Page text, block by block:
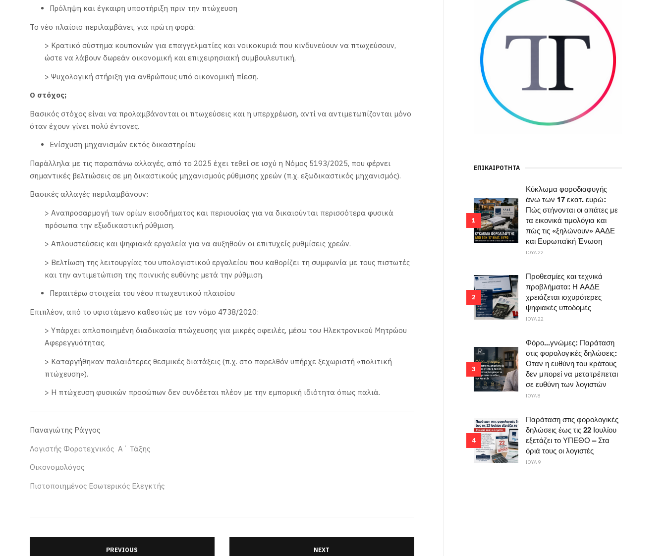
Πρόληψη και έγκαιρη υποστήριξη πριν την πτώχευση
Το νέο πλαίσιο περιλαμβάνει, για πρώτη φορά:
> Κρατικό σύστημα κουπονιών για επαγγελματίες και νοικοκυριά που κινδυνεύουν να πτωχεύσουν,
ώστε να λάβουν δωρεάν οικονομική και επιχειρησιακή συμβουλευτική,
> Ψυχολογική στήριξη για ανθρώπους υπό οικονομική πίεση.
Ο στόχος;
Βασικός στόχος είναι να προλαμβάνονται οι πτωχεύσεις και η υπερχρέωση, αντί να αντιμετωπίζονται μόνο
όταν έχουν γίνει πολύ έντονες.
Ενίσχυση μηχανισμών εκτός δικαστηρίου
Παράλληλα με τις παραπάνω αλλαγές, από το 2025 έχει τεθεί σε ισχύ η Νόμος 5193/2025, που φέρνει
σημαντικές βελτιώσεις σε μη δικαστικούς μηχανισμούς ρύθμισης χρεών (π.χ. εξωδικαστικός μηχανισμός).
Βασικές αλλαγές περιλαμβάνουν:
> Αναπροσαρμογή των ορίων εισοδήματος και περιουσίας για να δικαιούνται περισσότερα φυσικά
πρόσωπα την εξωδικαστική ρύθμιση.
> Απλουστεύσεις και ψηφιακά εργαλεία για να αυξηθούν οι επιτυχείς ρυθμίσεις χρεών.
> Βελτίωση της λειτουργίας του υπολογιστικού εργαλείου που καθορίζει τη συμφωνία με τους πιστωτές
και την αντιμετώπιση της ποινικής ευθύνης μετά την ρύθμιση.
Περαιτέρω στοιχεία του νέου πτωχευτικού πλαισίου
Επιπλέον, από το υφιστάμενο καθεστώς με τον νόμο 4738/2020:
> Υπάρχει απλοποιημένη διαδικασία πτώχευσης για μικρές οφειλές, μέσω του Ηλεκτρονικού Μητρώου
Αφερεγγυότητας.
> Καταργήθηκαν παλαιότερες θεσμικές διατάξεις (π.χ. στο παρελθόν υπήρχε ξεχωριστή «πολιτική
πτώχευση»).
> Η πτώχευση φυσικών προσώπων δεν συνδέεται πλέον με την εμπορική ιδιότητα όπως παλιά.
Παναγιώτης Ράγγος
Λογιστής Φοροτεχνικός Α΄ Τάξης
Οικονομολόγος
Πιστοποιημένος Εσωτερικός Ελεγκτής
PREVIOUS NEXT
ΕΠΙΚΑΙΡΌΤΗΤΑ
1
Κύκλωμα φοροδιαφυγής
άνω των 17 εκατ. ευρώ:
Πώς στήνονται οι απάτες με
τα εικονικά τιμολόγια και
πώς τις «ξηλώνουν» ΑΑΔΕ
και Ευρωπαϊκή Ένωση
ΙΟΥΛ 22
2
Προθεσμίες και τεχνικά
προβλήματα: Η ΑΑΔΕ
χρειάζεται ισχυρότερες
ψηφιακές υποδομές
ΙΟΥΛ 22
3
Φόρο...γνώμες: Παράταση
στις φορολογικές δηλώσεις:
Όταν η ευθύνη του κράτους
δεν μπορεί να μετατρέπεται
σε ευθύνη των λογιστών
ΙΟΥΛ 8
4
Παράταση στις φορολογικές
δηλώσεις έως τις 22 Ιουλίου
εξετάζει το ΥΠΕΘΟ – Στα
όριά τους οι λογιστές
ΙΟΥΛ 9